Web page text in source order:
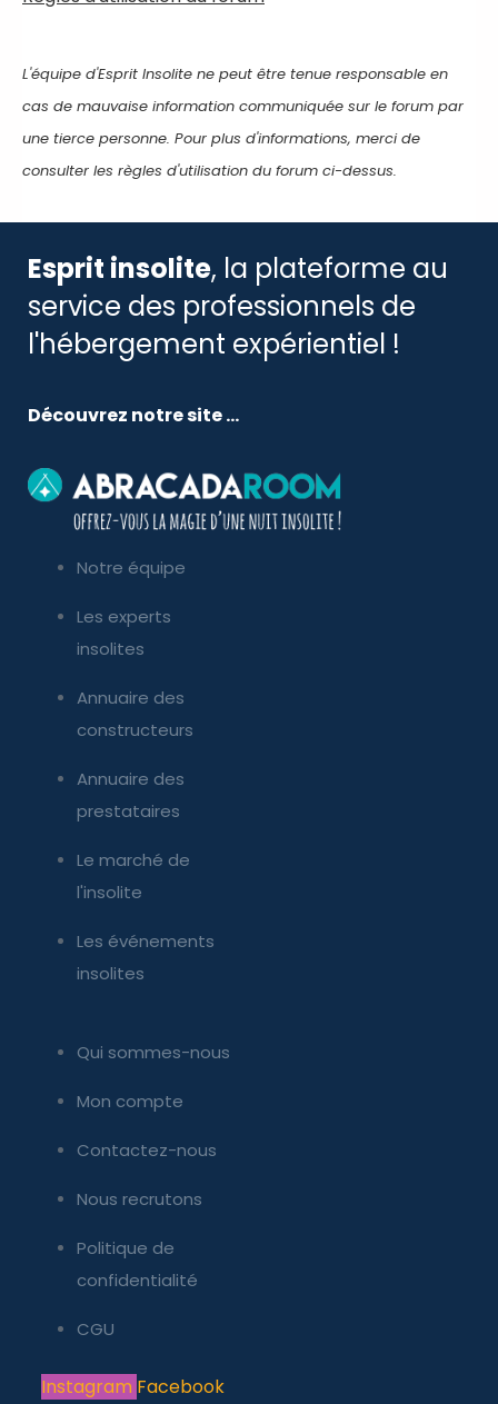
L'équipe d'Esprit Insolite ne peut être tenue responsable en
cas de mauvaise information communiquée sur le forum par
une tierce personne. Pour plus d'informations, merci de
consulter les règles d'utilisation du forum ci-dessus.
Esprit insolite, la plateforme au
service des professionnels de
l'hébergement expérientiel !
Découvrez notre site ...
Notre équipe
Les experts
insolites
Annuaire des
constructeurs
Annuaire des
prestataires
Le marché de
l'insolite
Les événements
insolites
Qui sommes-nous
Mon compte
Contactez-nous
Nous recrutons
Politique de
confidentialité
CGU
Instagram Facebook